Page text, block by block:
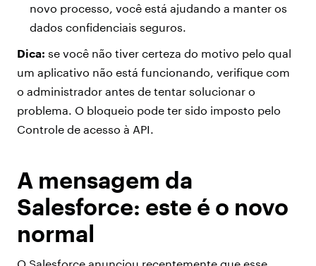
novo processo, você está ajudando a manter os
dados confidenciais seguros.
Dica: se você não tiver certeza do motivo pelo qual
um aplicativo não está funcionando, verifique com
o administrador antes de tentar solucionar o
problema. O bloqueio pode ter sido imposto pelo
Controle de acesso à API.
A mensagem da
Salesforce: este é o novo
normal